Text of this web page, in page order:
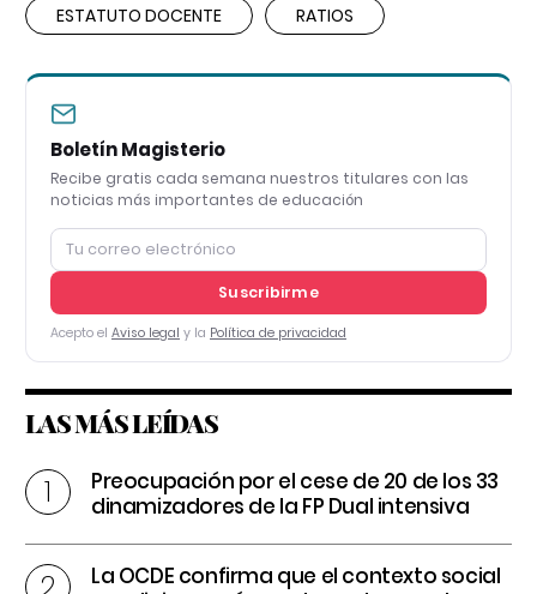
ESTATUTO DOCENTE RATIOS
Boletín Magisterio
Recibe gratis cada semana nuestros titulares con las
noticias más importantes de educación
Suscribirme
Acepto el Aviso legal y la Política de privacidad
LAS MÁS LEÍDAS
Preocupación por el cese de 20 de los 33
dinamizadores de la FP Dual intensiva
La OCDE confirma que el contexto social